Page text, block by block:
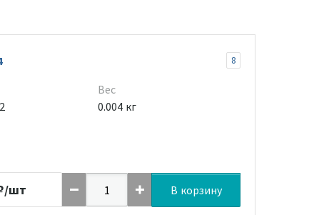
8
Вес
0.004 кг
шт В корзину